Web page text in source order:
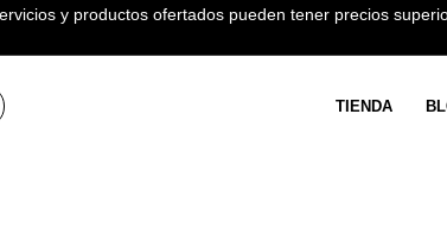
y productos ofertados pueden tener precios
TIENDA